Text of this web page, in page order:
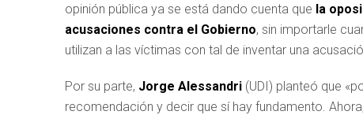
opinión pública ya se está dando cuenta que la
acusaciones contra el Gobierno, sin importarle
utilizan a las víctimas con tal de inventar una
Por su parte, Jorge Alessandri (UDI) planteó que
recomendación y decir que sí hay fundamento.